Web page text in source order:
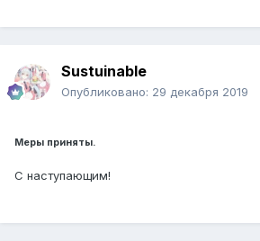
Sustuinable
Опубликовано: 29 декабря 2019
Меры приняты.
С наступающим!